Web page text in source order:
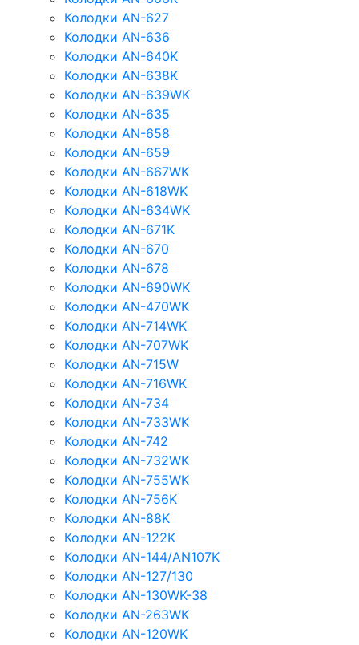
Колодки AN-627
Колодки AN-636
Колодки AN-640K
Колодки AN-638K
Колодки AN-639WK
Колодки AN-635
Колодки AN-658
Колодки AN-659
Колодки AN-667WK
Колодки AN-618WK
Колодки AN-634WK
Колодки AN-671K
Колодки AN-670
Колодки AN-678
Колодки AN-690WK
Колодки AN-470WK
Колодки AN-714WK
Колодки AN-707WK
Колодки AN-715W
Колодки AN-716WK
Колодки AN-734
Колодки AN-733WK
Колодки AN-742
Колодки AN-732WK
Колодки AN-755WK
Колодки AN-756K
Колодки AN-88K
Колодки AN-122K
Колодки AN-144/AN107K
Колодки AN-127/130
Колодки AN-130WK-38
Колодки AN-263WK
Колодки AN-120WK